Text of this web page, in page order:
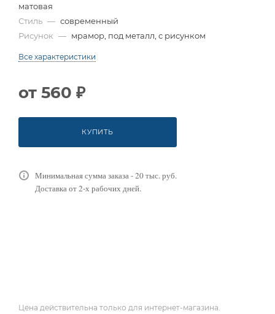
матовая
Стиль — современный
Рисунок — мрамор, под металл, с рисунком
Все характеристики
от 560 ₽
КУПИТЬ
Минимальная сумма заказа - 20 тыс. руб.
Доставка от 2-х рабочих дней.
Цена действительна только для интернет-магазина.